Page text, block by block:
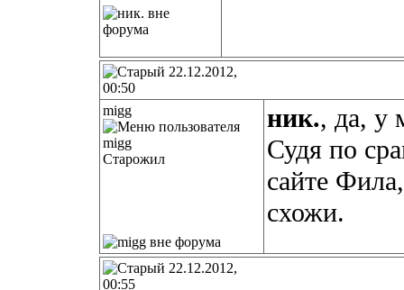
22.12.2012,
00:50
migg
Старожил
ник., да, у
Судя по
сайте
схожи.
22.12.2012,
00:55